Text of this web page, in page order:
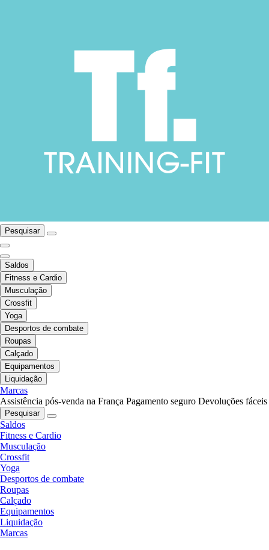
Pesquisar
Saldos
Fitness e Cardio
Musculação
Crossfit
Yoga
Desportos de combate
Roupas
Calçado
Equipamentos
Liquidação
Marcas
Assistência pós-venda na França Pagamento seguro Devoluções fáceis
Pesquisar
Saldos
Fitness e Cardio
Musculação
Crossfit
Yoga
Desportos de combate
Roupas
Calçado
Equipamentos
Liquidação
Marcas